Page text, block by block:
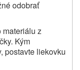
odobrať
materiálu z
Kým
postavte liekovku